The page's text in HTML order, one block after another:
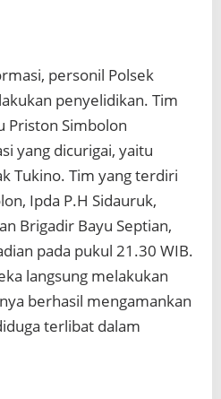
personil Polsek
penyelidikan. Tim
Priston Simbolon
yang dicurigai, yaitu
Tukino. Tim yang terdiri
Ipda P.H Sidauruk,
Brigadir Bayu Septian,
pada pukul 21.30 WIB.
langsung melakukan
berhasil mengamankan
terlibat dalam